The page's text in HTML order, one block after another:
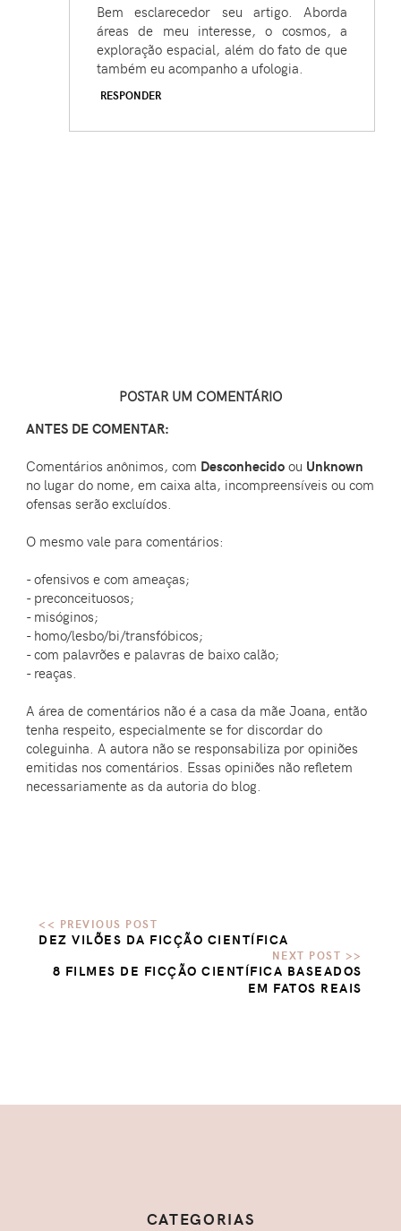
Bem esclarecedor seu artigo. Aborda
áreas de meu interesse, o cosmos, a
exploração espacial, além do fato de que
também eu acompanho a ufologia.
RESPONDER
POSTAR UM COMENTÁRIO
ANTES DE COMENTAR:
Comentários anônimos, com Desconhecido ou Unknown
no lugar do nome, em caixa alta, incompreensíveis ou com
ofensas serão excluídos.
O mesmo vale para comentários:
- ofensivos e com ameaças;
- preconceituosos;
- misóginos;
- homo/lesbo/bi/transfóbicos;
- com palavrões e palavras de baixo calão;
- reaças.
A área de comentários não é a casa da mãe Joana, então
tenha respeito, especialmente se for discordar do
coleguinha. A autora não se responsabiliza por opiniões
emitidas nos comentários. Essas opiniões não refletem
necessariamente as da autoria do blog.
DEZ VILÕES DA FICÇÃO CIENTÍFICA
8 FILMES DE FICÇÃO CIENTÍFICA BASEADOS
EM FATOS REAIS
CATEGORIAS